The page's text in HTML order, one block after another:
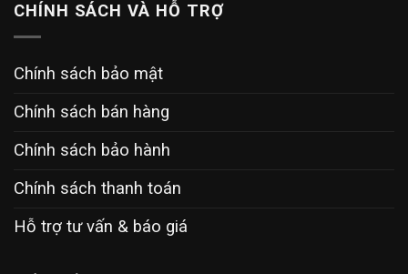
CHÍNH SÁCH VÀ HỖ TRỢ
Chính sách bảo mật
Chính sách bán hàng
Chính sách bảo hành
Chính sách thanh toán
Hỗ trợ tư vấn & báo giá